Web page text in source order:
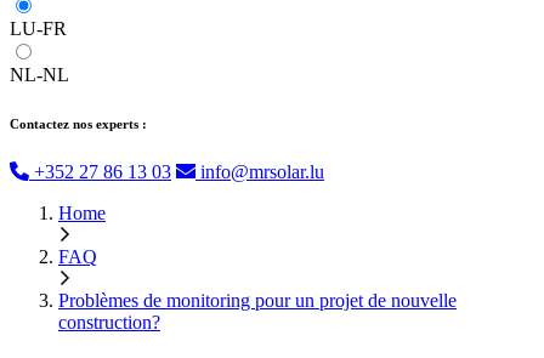
LU-FR
NL-NL
Contactez nos experts :
+352 27 86 13 03
info@mrsolar.lu
Home
FAQ
Problèmes de monitoring pour un projet de nouvelle
construction?